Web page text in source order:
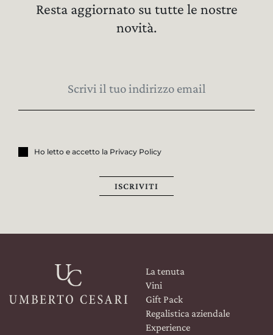
Resta aggiornato su tutte le nostre
novità.
Ho letto e accetto la Privacy Policy
ISCRIVITI
La tenuta
Vini
Gift Pack
Regalistica aziendale
Experience